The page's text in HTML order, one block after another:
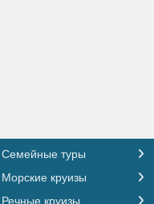
Семейные туры
Морские круизы
Речные круизы